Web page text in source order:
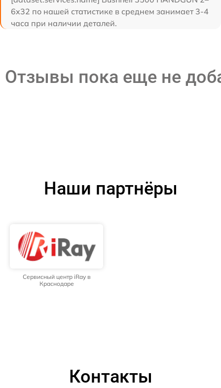
6x32 по нашей статистике в среднем занимает 3-4
часа при наличии деталей.
Отзывы пока еще не
Наши партнёры
Сервисный центр iRay в
Краснодаре
Контакты